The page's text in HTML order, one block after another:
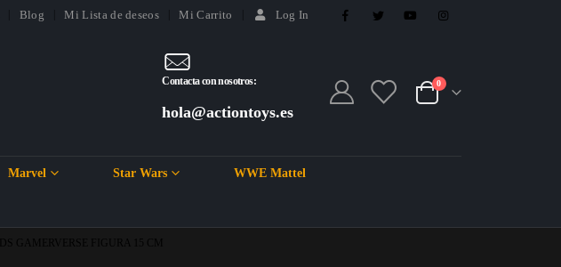
Blog Mi Lista de deseos Mi Carrito Log In
Contacta con nosotros:
hola@actiontoys.es
0
Marvel Star Wars WWE Mattel